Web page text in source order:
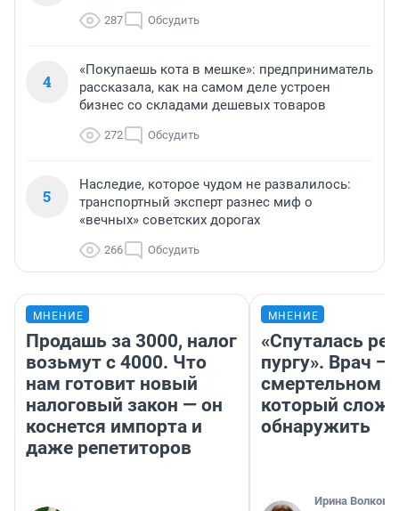
287 Обсудить
4
«Покупаешь кота в мешке»: предприниматель
рассказала, как на самом деле устроен
бизнес со складами дешевых товаров
272 Обсудить
5
Наследие, которое чудом не развалилось:
транспортный эксперт разнес миф о
«вечных» советских дорогах
266 Обсудить
МНЕНИЕ
Продашь за 3000, налог
возьмут с 4000. Что
нам готовит новый
налоговый закон — он
коснется импорта и
даже репетиторов
МНЕНИЕ
«Спуталась
пургу». Врач —
смертельном
который
обнаружить
Ирина Волкова